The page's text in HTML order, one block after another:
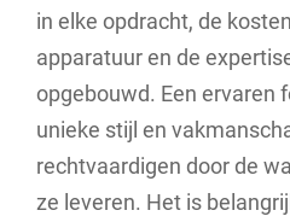
in elke opdracht, de
apparatuur en de
opgebouwd. Een ervaren
unieke stijl en
rechtvaardigen door de
ze leveren. Het is